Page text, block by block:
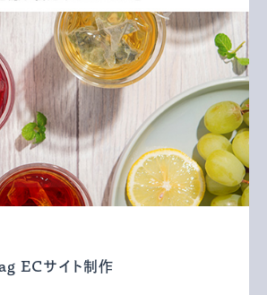
ECサイト制作